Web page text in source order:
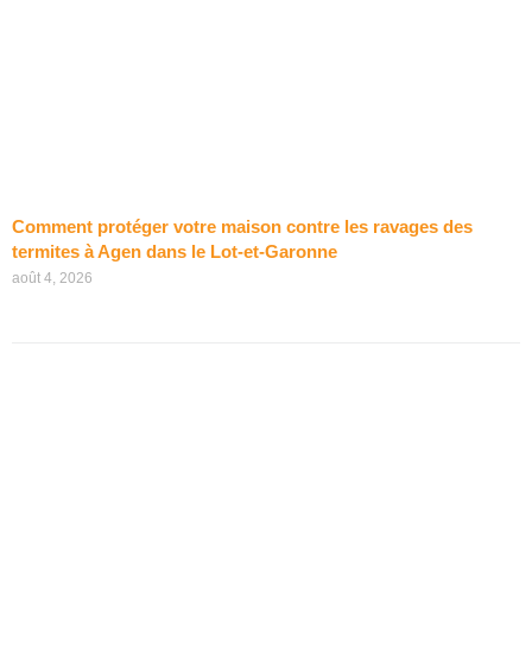
Comment protéger votre maison contre les ravages des
termites à Agen dans le Lot-et-Garonne
août 4, 2026